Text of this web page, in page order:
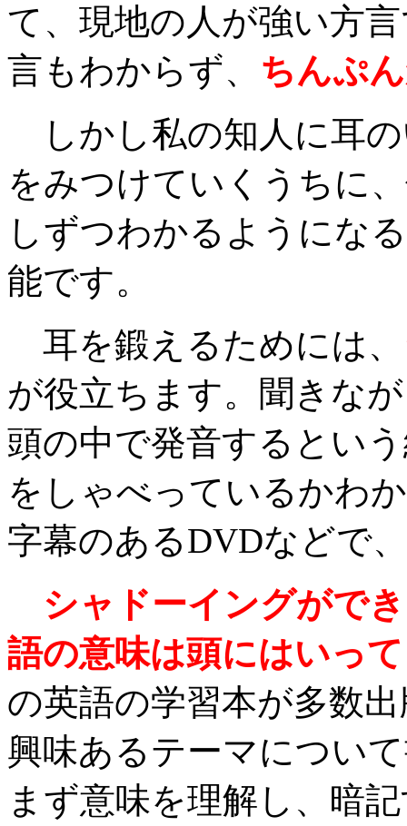
て、現地の人が強い方
言もわからず、 ちんぷ
しかし私の知人に耳
をみつけていくうちに
しずつわかるようにな
能です。
耳を鍛えるためには、
が役立ちます。聞きな
頭の中で発音するとい
をしゃべっているかわ
字幕のあるDVDなどで
シャドーイングがで
語の意味は頭にはいっ
の英語の学習本が多数
興味あるテーマについ
まず意味を理解し、暗